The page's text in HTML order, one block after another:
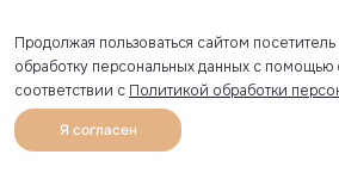
Каталог Избранное
Продолжая пользоваться сайтом
обработку персональных данных с
соответствии с Политикой обработки
Я согласен